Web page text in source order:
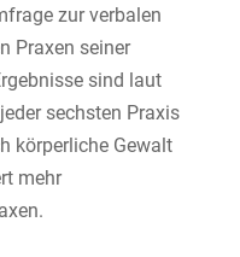
zur verbalen
Praxen seiner
sind laut
sechsten Praxis
körperliche Gewalt
mehr